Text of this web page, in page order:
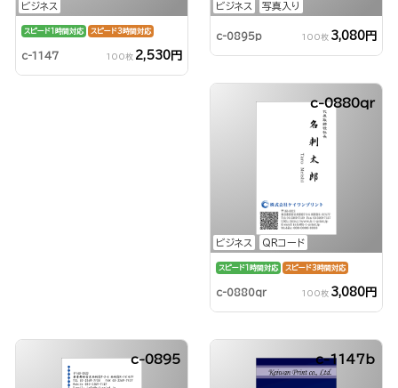
ビジネス
スピード1時間対応 スピード3時間対応
c-1147 100枚 2,530円
ビジネス 写真入り
c-0895p 100枚 3,080円
ビジネス QRコード
c-0880qr
スピード1時間対応 スピード3時間対応
c-0880qr 100枚 3,080円
c-0895 c-1147b